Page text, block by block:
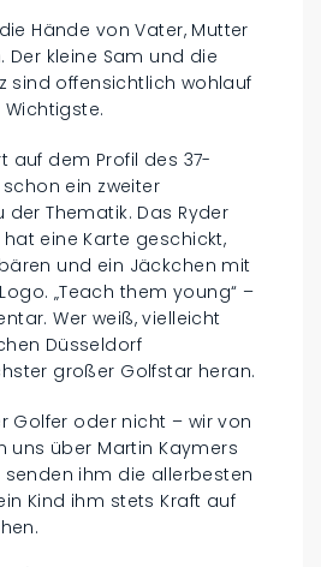
Hände von Vater, Mutter
Der kleine Sam und die
sind offensichtlich wohlauf
auf dem Profil des 37-
ein zweiter
Thematik. Das Ryder
eine Karte geschickt,
und ein Jäckchen mit
„Teach them young“ –
Wer weiß, vielleicht
Düsseldorf
großer Golfstar heran.
Golfer oder nicht – wir von
uns über Martin Kaymers
ihm die allerbesten
Kind ihm stets Kraft auf